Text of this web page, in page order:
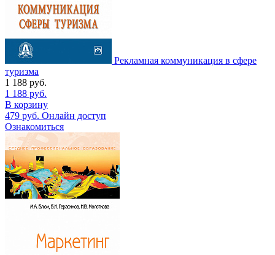
Рекламная коммуникация в сфере
туризма
1 188 руб.
1 188 руб.
В корзину
479 руб. Онлайн доступ
Ознакомиться